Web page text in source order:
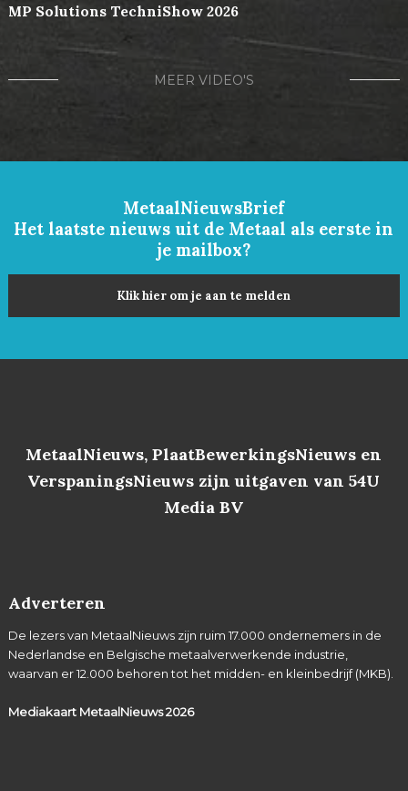
MP Solutions TechniShow 2026
MEER VIDEO'S
MetaalNieuwsBrief
Het laatste nieuws uit de Metaal als eerste in
je mailbox?
Klik hier om je aan te melden
MetaalNieuws, PlaatBewerkingsNieuws en
VerspaningsNieuws zijn uitgaven van 54U
Media BV
Adverteren
De lezers van MetaalNieuws zijn ruim 17.000 ondernemers in de
Nederlandse en Belgische metaalverwerkende industrie,
waarvan er 12.000 behoren tot het midden- en kleinbedrijf (MKB).
Mediakaart MetaalNieuws2026